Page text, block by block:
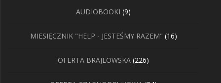
AUDIOBOOKI 99
MIESIĘCZNIK "HELP - JESTEŚMY RAZEM" 1616
OFERTA BRAJLOWSKA 226226